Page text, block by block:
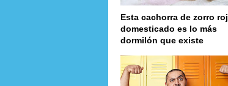
Esta cachorra de zorro
domesticado es lo más
dormilón que existe